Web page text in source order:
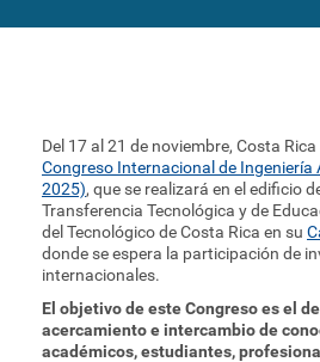
Del 17 al 21 de noviembre, Costa
Congreso Internacional de
2025), que se realizará en el edificio
Transferencia Tecnológica y de
del Tecnológico de Costa Rica en su
donde se espera la participación de
internacionales.
El objetivo de este Congreso es el
acercamiento e intercambio de
académicos, estudiantes,